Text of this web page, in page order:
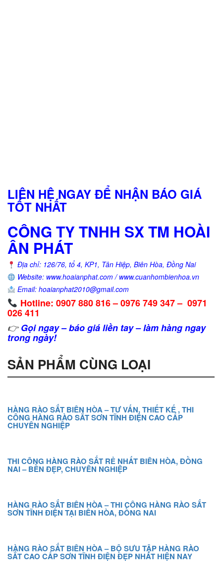
LIÊN HỆ NGAY ĐỂ NHẬN BÁO GIÁ
TỐT NHẤT
CÔNG TY TNHH SX TM HOÀI
ÂN PHÁT
Địa chỉ: 126/76, tổ 4, KP1, Tân Hiệp, Biên Hòa, Đồng Nai
Website: www.hoaianphat.com / www.cuanhombienhoa.vn
Email: hoaianphat2010@gmail.com
Hotline: 0907 880 816 – 0976 749 347 – 0971
026 411
👉 Gọi ngay – báo giá liền tay – làm hàng ngay
trong ngày!
SẢN PHẨM CÙNG LOẠI
HÀNG RÀO SẮT BIÊN HÒA – TƯ VẤN, THIẾT KẾ , THI
CÔNG HÀNG RÀO SẮT SƠN TĨNH ĐIỆN CAO CẤP
CHUYÊN NGHIỆP
THI CÔNG HÀNG RÀO SẮT RẺ NHẤT BIÊN HÒA, ĐỒNG
NAI – BỀN ĐẸP, CHUYÊN NGHIỆP
HÀNG RÀO SẮT BIÊN HÒA – THI CÔNG HÀNG RÀO SẮT
SƠN TĨNH ĐIỆN TẠI BIÊN HÒA, ĐỒNG NAI
HÀNG RÀO SẮT BIÊN HÒA – BỘ SƯU TẬP HÀNG RÀO
SẮT CAO CẤP SƠN TĨNH ĐIỆN ĐẸP NHẤT HIỆN NAY